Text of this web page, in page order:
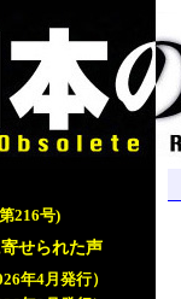
216号)
せられた声
年4月発行）